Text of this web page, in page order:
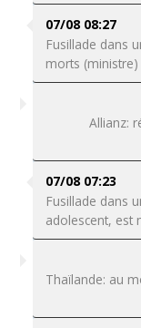
07/08 08:27
Fusillade dans
morts (ministre)
Allianz:
07/08 07:23
Fusillade dans
adolescent, est
Thaïlande: au